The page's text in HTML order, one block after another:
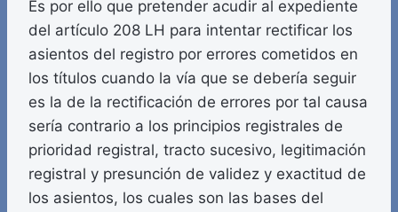
Es por ello que pretender acudir al expediente
del artículo 208 LH para intentar rectificar los
asientos del registro por errores cometidos en
los títulos cuando la vía que se debería seguir
es la de la rectificación de errores por tal causa
sería contrario a los principios registrales de
prioridad registral, tracto sucesivo, legitimación
registral y presunción de validez y exactitud de
los asientos, los cuales son las bases del